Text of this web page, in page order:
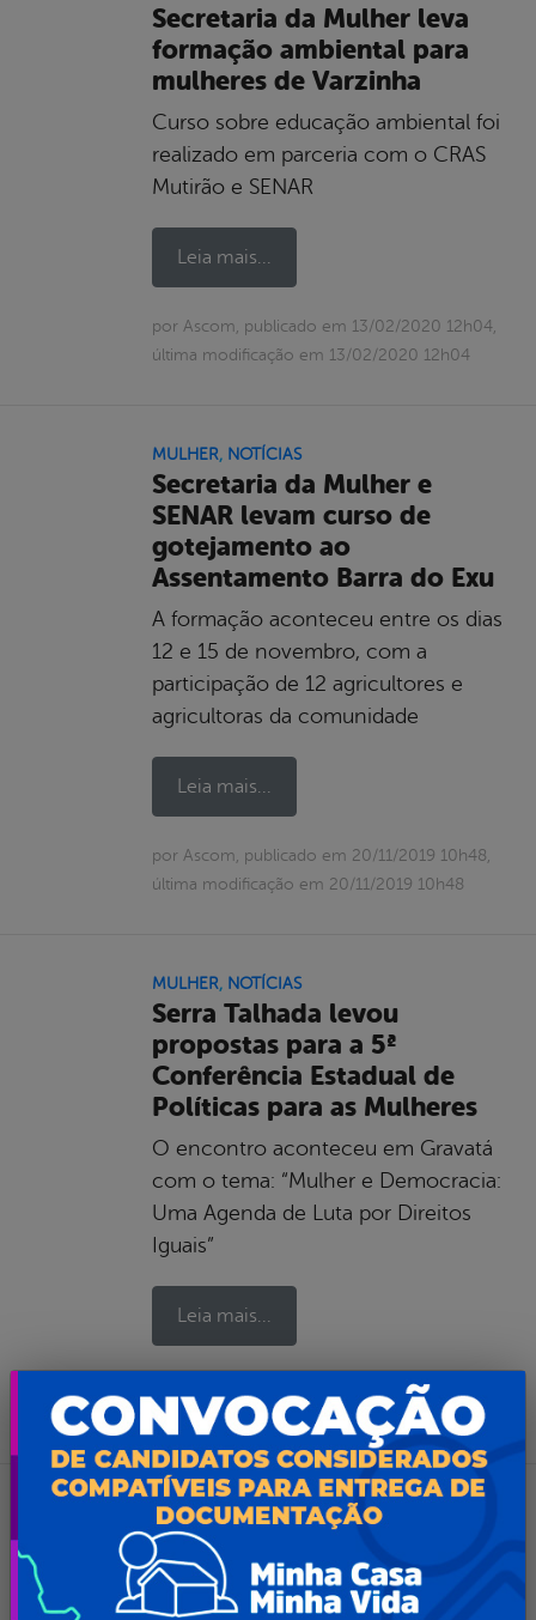
Secretaria da Mulher leva
formação ambiental para
mulheres de Varzinha
Curso sobre educação ambiental foi
realizado em parceria com o CRAS
Mutirão e SENAR
Leia mais...
por Ascom, publicado em 13/02/2020 12h04,
última modificação em 13/02/2020 12h04
MULHER, NOTÍCIAS
Secretaria da Mulher e
SENAR levam curso de
gotejamento ao
Assentamento Barra do Exu
A formação aconteceu entre os dias
12 e 15 de novembro, com a
participação de 12 agricultores e
agricultoras da comunidade
Leia mais...
por Ascom, publicado em 20/11/2019 10h48,
última modificação em 20/11/2019 10h48
MULHER, NOTÍCIAS
Serra Talhada levou
propostas para a 5ª
Conferência Estadual de
Políticas para as Mulheres
O encontro aconteceu em Gravatá
com o tema: “Mulher e Democracia:
Uma Agenda de Luta por Direitos
Iguais”
Leia mais...
por Ascom, publicado em 11/11/2019 09h22,
última modificação em 11/11/2019 09h22
MULHER,NOTÍCIAS,SAÚDE
Serra Talhada prepara
atividades do Outubro Rosa
Campanha conscientiza a sociedade